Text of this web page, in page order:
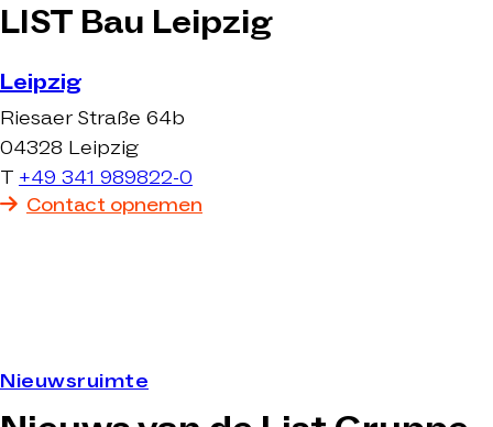
LIST Bau Leipzig
Leipzig
Riesaer Straße 64b
04328 Leipzig
T +49 341 989822-0
Contact opnemen
Nieuwsruimte